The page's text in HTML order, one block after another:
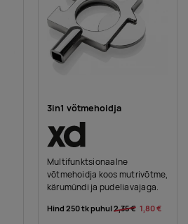
3in1 võtmehoidja
Multifunktsionaalne
võtmehoidja koos mutrivõtme,
kärumündi ja pudeliavajaga.
Hind 250 tk puhul2,35 € 1,80 €